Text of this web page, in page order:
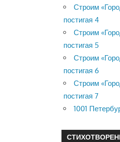
Строим
постигая 4
Строим
постигая 5
Строим
постигая 6
Строим
постигая 7
1001